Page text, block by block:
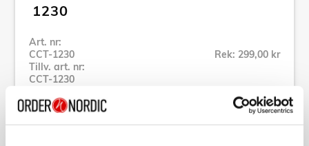
1230
Art. nr:
CCT-1230
Tillv. art. nr:
CCT-1230
Rek: 299,00 kr
Se alla produkter inom Denver